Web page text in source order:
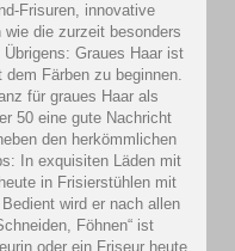
Frisuren, innovative
die zurzeit besonders
Übrigens: Graues Haar ist
Färben zu beginnen.
für graues Haar als
50 eine gute Nachricht
den herkömmlichen
In exquisiten Läden mit
in Frisierstühlen mit
wird er nach allen
Föhnen“ ist
oder ein Friseur heute